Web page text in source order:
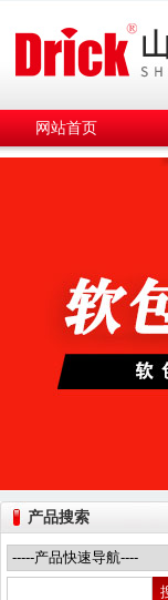
山东德瑞克仪器股份有限公司
网站首页
产品搜索